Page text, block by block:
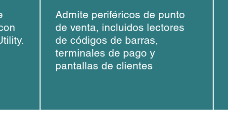
Admite periféricos de punto
de venta, incluidos lectores
de códigos de barras,
terminales de pago y
pantallas de clientes